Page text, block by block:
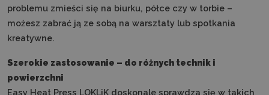
problemu zmieści się na biurku, półce czy w torbie –
możesz zabrać ją ze sobą na warsztaty lub spotkania
kreatywne.
Szerokie zastosowanie – do różnych technik i
powierzchni
Easy Heat Press LOKLiK doskonale sprawdza się w takich